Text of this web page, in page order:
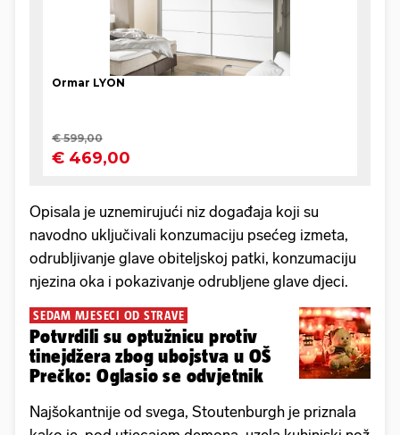
Opisala je uznemirujući niz događaja koji su
navodno uključivali konzumaciju psećeg izmeta,
odrubljivanje glave obiteljskoj patki, konzumaciju
njezina oka i pokazivanje odrubljene glave djeci.
SEDAM MJESECI OD STRAVE
Potvrdili su optužnicu protiv
tinejdžera zbog ubojstva u OŠ
Prečko: Oglasio se odvjetnik
Najšokantnije od svega, Stoutenburgh je priznala